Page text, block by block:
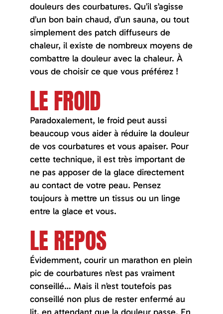
douleurs des courbatures. Qu’il s’agisse
d’un bon bain chaud, d’un sauna, ou tout
simplement des patch diffuseurs de
chaleur, il existe de nombreux moyens de
combattre la douleur avec la chaleur. À
vous de choisir ce que vous préférez !
LE FROID
Paradoxalement, le froid peut aussi
beaucoup vous aider à réduire la douleur
de vos courbatures et vous apaiser. Pour
cette technique, il est très important de
ne pas apposer de la glace directement
au contact de votre peau. Pensez
toujours à mettre un tissus ou un linge
entre la glace et vous.
LE REPOS
Évidemment, courir un marathon en plein
pic de courbatures n’est pas vraiment
conseillé… Mais il n’est toutefois pas
conseillé non plus de rester enfermé au
lit, en attendant que la douleur passe. En